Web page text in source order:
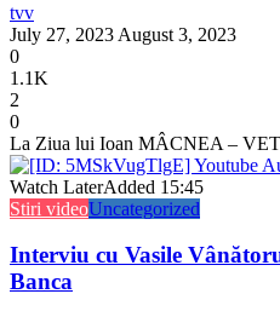
tvv
July 27, 2023 August 3, 2023
0
1.1K
2
0
La Ziua lui Ioan MÂCNEA –
Watch LaterAdded 15:45
Stiri videoUncategorized
Interviu cu Vasile
Banca